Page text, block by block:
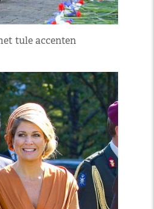
tule accenten